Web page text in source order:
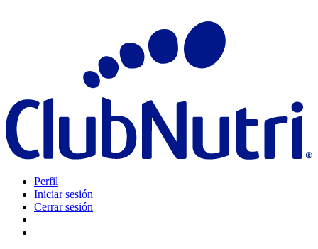
Perfil
Iniciar sesión
Cerrar sesión